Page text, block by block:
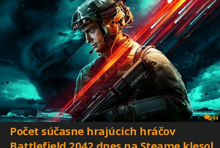
94
Počet súčasne hrajúcich hráčov